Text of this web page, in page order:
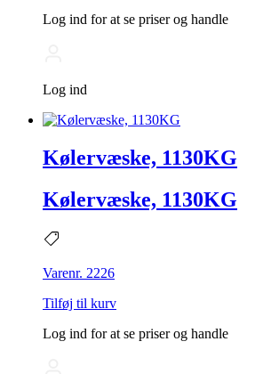
Log ind for at se priser og handle
Log ind
Kølervæske, 1130KG
Kølervæske, 1130KG
Varenr. 2226
Tilføj til kurv
Log ind for at se priser og handle